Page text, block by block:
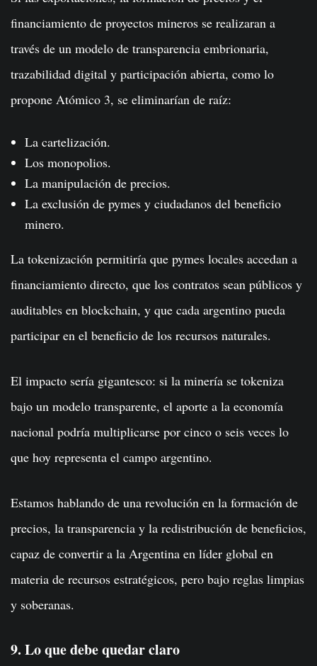
financiamiento de proyectos mineros se realizaran a
través de un modelo de transparencia embrionaria,
trazabilidad digital y participación abierta, como lo
propone Atómico 3, se eliminarían de raíz:
La cartelización.
Los monopolios.
La manipulación de precios.
La exclusión de pymes y ciudadanos del beneficio
minero.
La tokenización permitiría que pymes locales accedan a
financiamiento directo, que los contratos sean públicos y
auditables en blockchain, y que cada argentino pueda
participar en el beneficio de los recursos naturales.
El impacto sería gigantesco: si la minería se tokeniza
bajo un modelo transparente, el aporte a la economía
nacional podría multiplicarse por cinco o seis veces lo
que hoy representa el campo argentino.
Estamos hablando de una revolución en la formación de
precios, la transparencia y la redistribución de beneficios,
capaz de convertir a la Argentina en líder global en
materia de recursos estratégicos, pero bajo reglas limpias
y soberanas.
9. Lo que debe quedar claro